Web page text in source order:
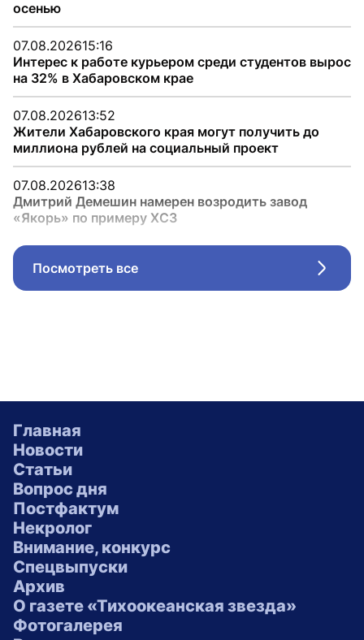
осенью
07.08.202615:16
Интерес к работе курьером среди студентов вырос
на 32% в Хабаровском крае
07.08.202613:52
Жители Хабаровского края могут получить до
миллиона рублей на социальный проект
07.08.202613:38
Дмитрий Демешин намерен возродить завод
«Якорь» по примеру ХСЗ
Посмотреть все
Главная
Новости
Статьи
Вопрос дня
Постфактум
Некролог
Внимание, конкурс
Спецвыпуски
Архив
О газете «Тихоокеанская звезда»
Фотогалерея